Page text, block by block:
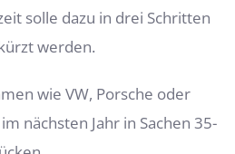
solle dazu in drei Schritten
werden.
wie VW, Porsche oder
nächsten Jahr in Sachen 35-